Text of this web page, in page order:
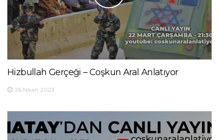
Hizbullah Gerçeği – Coşkun Aral Anlatıyor
26 Nisan 2023